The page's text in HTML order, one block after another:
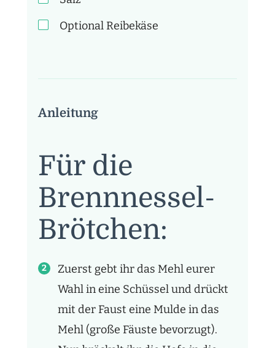
Optional Reibekäse
Anleitung
Für die
Brennnessel-
Brötchen:
Zuerst gebt ihr das Mehl eurer
Wahl in eine Schüssel und drückt
mit der Faust eine Mulde in das
Mehl (große Fäuste bevorzugt).